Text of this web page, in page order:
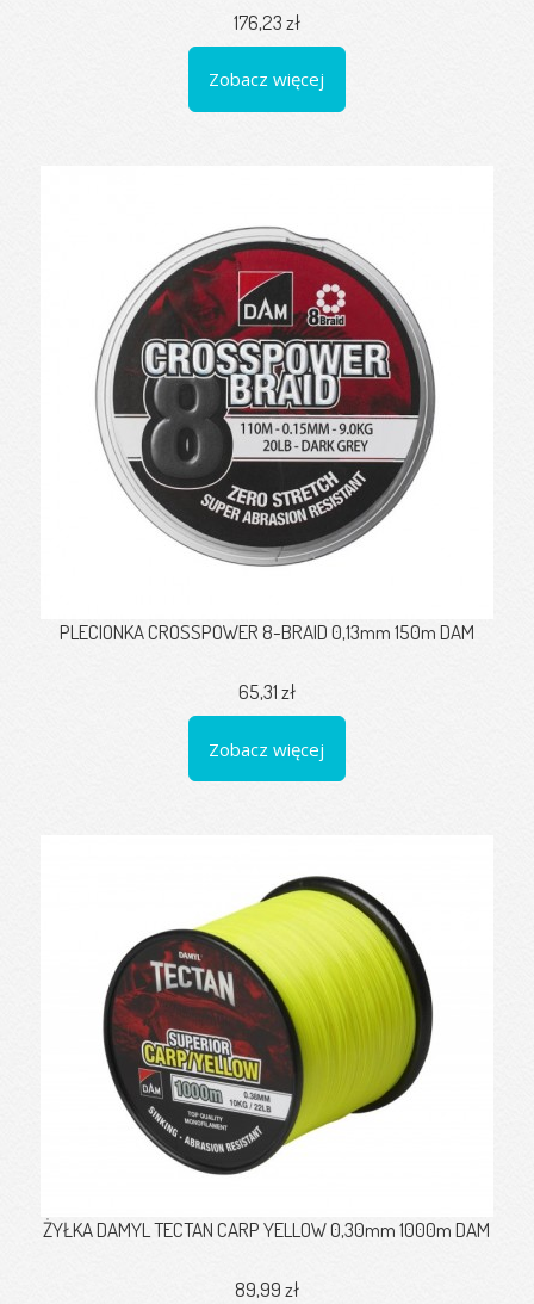
176,23 zł
Zobacz więcej
PLECIONKA CROSSPOWER 8-BRAID 0,13mm 150m DAM
65,31 zł
Zobacz więcej
ŻYŁKA DAMYL TECTAN CARP YELLOW 0,30mm 1000m DAM
89,99 zł